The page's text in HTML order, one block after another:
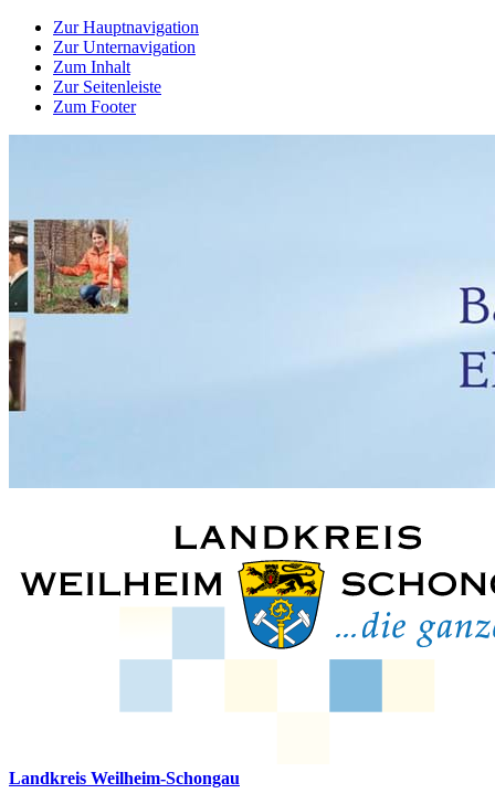
Zur Hauptnavigation
Zur Unternavigation
Zum Inhalt
Zur Seitenleiste
Zum Footer
Landkreis Weilheim-Schongau